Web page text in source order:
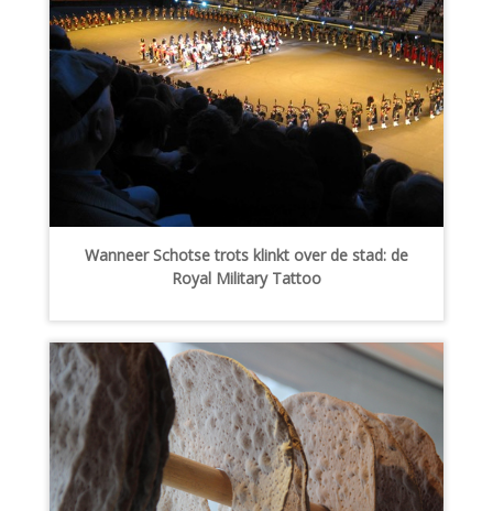
Wanneer Schotse trots klinkt over de stad: de
Royal Military Tattoo